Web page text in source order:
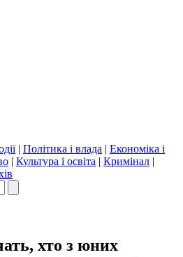
| Політика і влада | Економіка і
| Культура і освіта | Кримінал |
хто з юних